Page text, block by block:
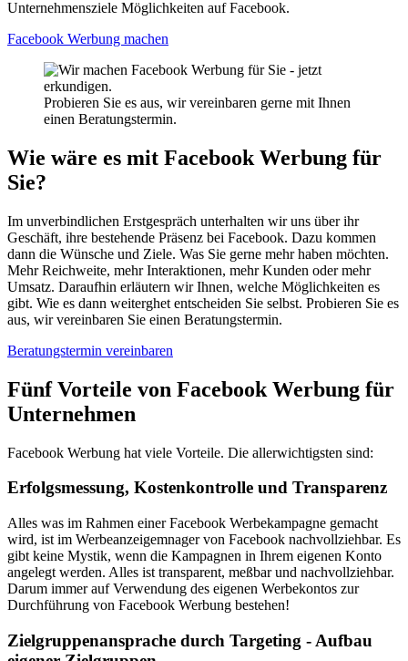
Unternehmensziele Möglichkeiten auf Facebook.
Facebook Werbung machen
Probieren Sie es aus, wir vereinbaren gerne mit Ihnen
einen Beratungstermin.
Wie wäre es mit Facebook Werbung für
Sie?
Im unverbindlichen Erstgespräch unterhalten wir uns über ihr
Geschäft, ihre bestehende Präsenz bei Facebook. Dazu kommen
dann die Wünsche und Ziele. Was Sie gerne mehr haben möchten.
Mehr Reichweite, mehr Interaktionen, mehr Kunden oder mehr
Umsatz. Daraufhin erläutern wir Ihnen, welche Möglichkeiten es
gibt. Wie es dann weiterghet entscheiden Sie selbst. Probieren Sie es
aus, wir vereinbaren Sie einen Beratungstermin.
Beratungstermin vereinbaren
Fünf Vorteile von Facebook Werbung für
Unternehmen
Facebook Werbung hat viele Vorteile. Die allerwichtigsten sind:
Erfolgsmessung, Kostenkontrolle und Transparenz
Alles was im Rahmen einer Facebook Werbekampagne gemacht
wird, ist im Werbeanzeigemnager von Facebook nachvollziehbar. Es
gibt keine Mystik, wenn die Kampagnen in Ihrem eigenen Konto
angelegt werden. Alles ist transparent, meßbar und nachvollziehbar.
Darum immer auf Verwendung des eigenen Werbekontos zur
Durchführung von Facebook Werbung bestehen!
Zielgruppen­ansprache durch Targeting - Aufbau